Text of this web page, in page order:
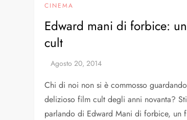
CINEMA
Edward mani di forbice:
cult
Chi di noi non si è commosso
delizioso film cult degli anni novanta?
parlando di Edward Mani di forbice, un